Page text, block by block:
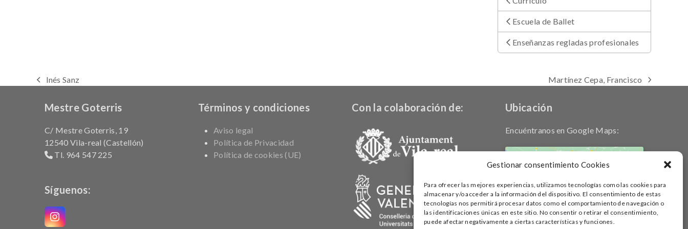
Gestionar consentimiento Cookies
Para ofrecer las mejores experiencias, utilizamos tecnologías como las cookies para
almacenar y/o acceder a la información del dispositivo. El consentimiento de estas
tecnologías nos permitirá procesar datos como el comportamiento de navegación o
las identificaciones únicas en este sitio. No consentir o retirar el consentimiento,
puede afectar negativamente a ciertas características y funciones.
Escuela de Ballet
Enseñanzas regladas profesionales
previous
Inés Sanz
next
Martínez Cepa, Francisco
Mestre Goterris
C/ Mestre Goterris, 19
12540 Vila-real (Castellón)
Tl. 964 547 225
Síguenos:
Instagram
Términos y condiciones
Aviso legal
Política de Privacidad
Política de cookies (UE)
Con la colaboración de: Ubicación
Encuéntranos en Google Maps:
Haz clic para aceptar cookies de
marketing y permitir este contenido